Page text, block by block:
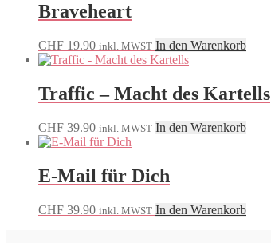
Braveheart
CHF 19.90 inkl. MWST In den Warenkorb
Traffic – Macht des Kartells
CHF 39.90 inkl. MWST In den Warenkorb
E-Mail für Dich
CHF 39.90 inkl. MWST In den Warenkorb